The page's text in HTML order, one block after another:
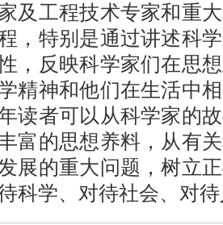
及工程技术专家和重
，特别是通过讲述科
，反映科学家们在思
精神和他们在生活中
读者可以从科学家的
富的思想养料，从有
展的重大问题，树立
科学、对待社会、对